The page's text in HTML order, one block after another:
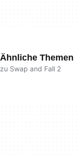
Ähnliche Themen
zu Swap and Fall 2